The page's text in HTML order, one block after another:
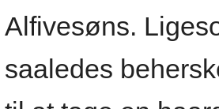
Alfivesøns.
saaledes